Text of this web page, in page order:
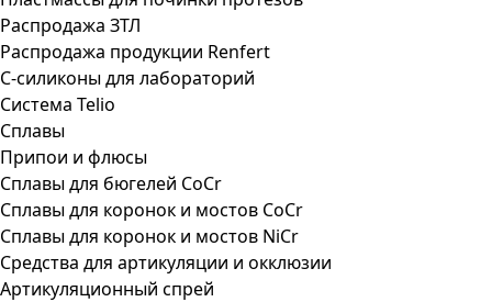
Распродажа ЗТЛ
Распродажа продукции Renfert
С-силиконы для лабораторий
Система Telio
Сплавы
Припои и флюсы
Сплавы для бюгелей CoCr
Сплавы для коронок и мостов CoCr
Сплавы для коронок и мостов NiCr
Средства для артикуляции и окклюзии
Артикуляционный спрей